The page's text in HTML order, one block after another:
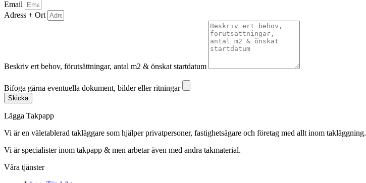
Email
Adress + Ort
Beskriv ert behov, förutsättningar, antal m2 & önskat startdatum
Bifoga gärna eventuella dokument, bilder eller ritningar
Skicka
Lägga Takpapp
Vi är en väletablerad takläggare som hjälper privatpersoner, fastighetsägare och företag med allt inom takläggning.
Vi är specialister inom takpapp & men arbetar även med andra takmaterial.
Våra tjänster